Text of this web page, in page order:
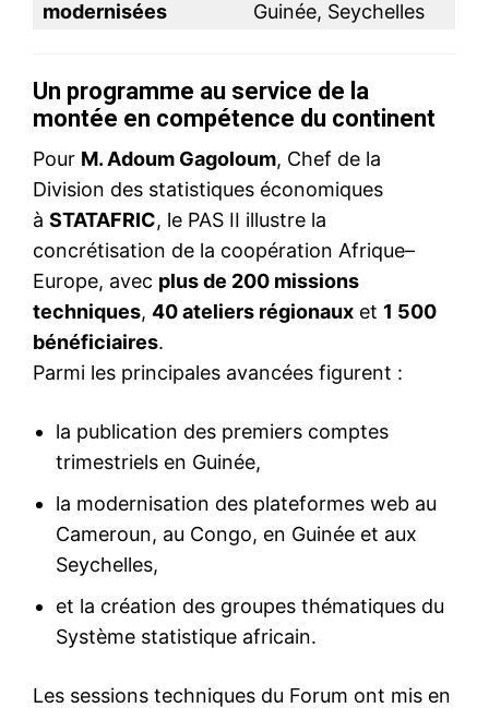
modernisées
Guinée, Seychelles
Un programme au service de la
montée en compétence du continent
Pour M. Adoum Gagoloum, Chef de la
Division des statistiques économiques
à STATAFRIC, le PAS II illustre la
concrétisation de la coopération Afrique–
Europe, avec plus de 200 missions
techniques, 40 ateliers régionaux et 1 500
bénéficiaires.
Parmi les principales avancées figurent :
la publication des premiers comptes
trimestriels en Guinée,
la modernisation des plateformes web au
Cameroun, au Congo, en Guinée et aux
Seychelles,
et la création des groupes thématiques du
Système statistique africain.
Les sessions techniques du Forum ont mis en